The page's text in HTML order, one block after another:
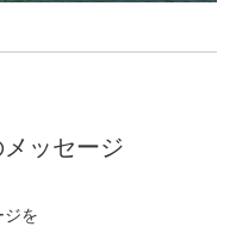
ッセージ
ジを